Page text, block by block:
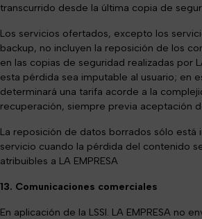
transcurrido desde la última copia de
Los servicios ofertados, excepto los
backup, no incluyen la reposición de los
en las copias de seguridad realizadas por
esta pérdida sea imputable al usuario; en
determinará una tarifa acorde a la
recuperación, siempre previa aceptación
La reposición de datos borrados sólo está
servicio cuando la pérdida del contenido
atribuibles a LA EMPRESA
13. Comunicaciones comerciales
En aplicación de la LSSI. LA EMPRESA no